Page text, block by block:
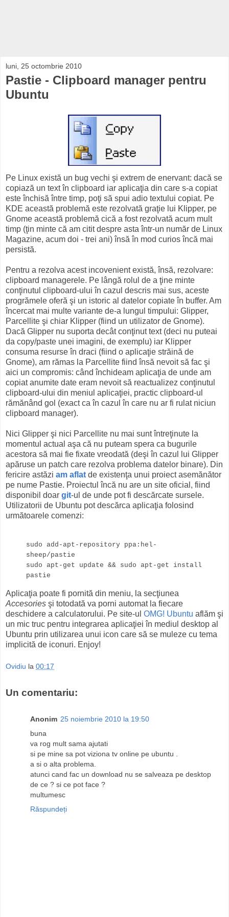
luni, 25 octombrie 2010
Pastie - Clipboard manager pentru
Ubuntu
Pe Linux există un bug vechi şi extrem de enervant: dacă se
copiază un text în clipboard iar aplicaţia din care s-a copiat
este închisă între timp, poţi să spui adio textului copiat. Pe
KDE această problemă este rezolvată graţie lui Klipper, pe
Gnome această problemă cică a fost rezolvată acum mult
timp (ţin minte că am citit despre asta într-un număr de Linux
Magazine, acum doi - trei ani) însă în mod curios încă mai
persistă.
Pentru a rezolva acest incovenient există, însă, rezolvare:
clipboard managerele. Pe lângă rolul de a ţine minte
conţinutul clipboard-ului în cazul descris mai sus, aceste
progrămele oferă şi un istoric al datelor copiate în buffer. Am
încercat mai multe variante de-a lungul timpului: Glipper,
Parcellite şi chiar Klipper (fiind un utilizator de Gnome).
Dacă Glipper nu suporta decât conţinut text (deci nu puteai
da copy/paste unei imagini, de exemplu) iar Klipper
consuma resurse în draci (fiind o aplicaţie străină de
Gnome), am rămas la Parcellite fiind însă nevoit să fac şi
aici un compromis: când închideam aplicaţia de unde am
copiat anumite date eram nevoit să reactualizez conţinutul
clipboard-ului din meniul aplicaţiei, practic clipboard-ul
rămănând gol (exact ca în cazul în care nu ar fi rulat niciun
clipboard manager).
Nici Glipper şi nici Parcellite nu mai sunt întreţinute la
momentul actual aşa că nu puteam spera ca bugurile
acestora să mai fie fixate vreodată (deşi în cazul lui Glipper
apăruse un patch care rezolva problema datelor binare). Din
fericire astăzi am aflat de existenţa unui proiect asemănător
pe nume Pastie. Proiectul încă nu are un site oficial, fiind
disponibil doar git-ul de unde pot fi descărcate sursele.
Utilizatorii de Ubuntu pot descărca aplicaţia folosind
următoarele comenzi:
sudo add-apt-repository ppa:hel-
sheep/pastie
sudo apt-get update && sudo apt-get install
pastie
Aplicaţia poate fi pornită din meniu, la secţiunea
Accesories şi totodată va porni automat la fiecare
deschidere a calculatorului. Pe site-ul OMG! Ubuntu aflăm şi
un mic truc pentru integrarea aplicaţiei în mediul desktop al
Ubuntu prin utilizarea unui icon care să se muleze cu tema
implicită de iconuri. Enjoy!
Ovidiu la 00:17
Un comentariu:
Anonim 25 noiembrie 2010 la 19:50
buna
va rog mult sama ajutati
si pe mine sa pot viziona tv online pe ubuntu .
a si o alta problema.
atunci cand fac un download nu se salveaza pe desktop
de ce ? si ce pot face ?
multumesc
Răspundeți